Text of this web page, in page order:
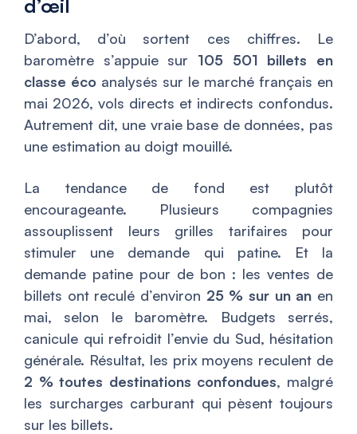
d’œil
D’abord, d’où sortent ces chiffres. Le
baromètre s’appuie sur 105 501 billets en
classe éco analysés sur le marché français en
mai 2026, vols directs et indirects confondus.
Autrement dit, une vraie base de données, pas
une estimation au doigt mouillé.
La tendance de fond est plutôt
encourageante. Plusieurs compagnies
assouplissent leurs grilles tarifaires pour
stimuler une demande qui patine. Et la
demande patine pour de bon : les ventes de
billets ont reculé d’environ 25 % sur un an en
mai, selon le baromètre. Budgets serrés,
canicule qui refroidit l’envie du Sud, hésitation
générale. Résultat, les prix moyens reculent de
2 % toutes destinations confondues, malgré
les surcharges carburant qui pèsent toujours
sur les billets.